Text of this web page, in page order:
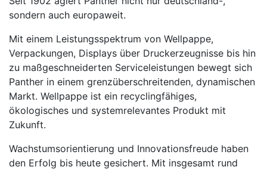
sondern auch europaweit.
Mit einem Leistungsspektrum von Wellpappe,
Verpackungen, Displays über Druckerzeugnisse bis hin
zu maßgeschneiderten Serviceleistungen bewegt sich
Panther in einem grenzüber­schrei­tenden, dyna­mi­schen
Markt. Wellpappe ist ein recyclingfähiges,
ökologisches und system­relevantes Produkt mit
Zukunft.
Wachstumsorientierung und Innovationsfreude haben
den Erfolg bis heute gesichert. Mit ins­gesamt rund